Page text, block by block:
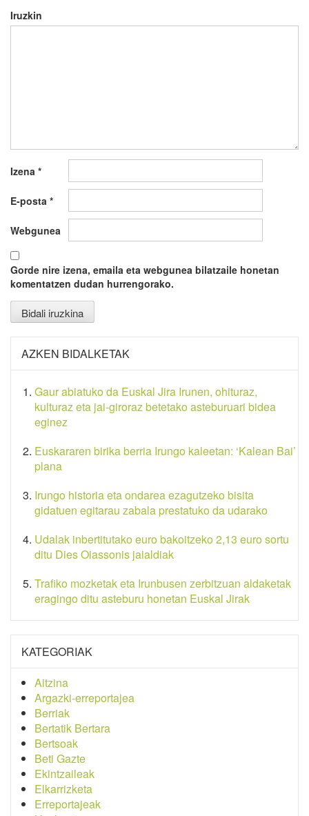
Iruzkin
Izena *
E-posta *
Webgunea
Gorde nire izena, emaila eta webgunea bilatzaile honetan
komentatzen dudan hurrengorako.
AZKEN BIDALKETAK
Gaur abiatuko da Euskal Jira Irunen, ohituraz,
kulturaz eta jai-giroraz betetako asteburuari bidea
eginez
Euskararen birika berria Irungo kaleetan: ‘Kalean Bai’
plana
Irungo historia eta ondarea ezagutzeko bisita
gidatuen egitarau zabala prestatuko da udarako
Udalak inbertitutako euro bakoitzeko 2,13 euro sortu
ditu Dies Oiassonis jaialdiak
Trafiko mozketak eta Irunbusen zerbitzuan aldaketak
eragingo ditu asteburu honetan Euskal Jirak
KATEGORIAK
Aitzina
Argazki-erreportajea
Berriak
Bertatik Bertara
Bertsoak
Beti Gazte
Ekintzaileak
Elkarrizketa
Erreportajeak